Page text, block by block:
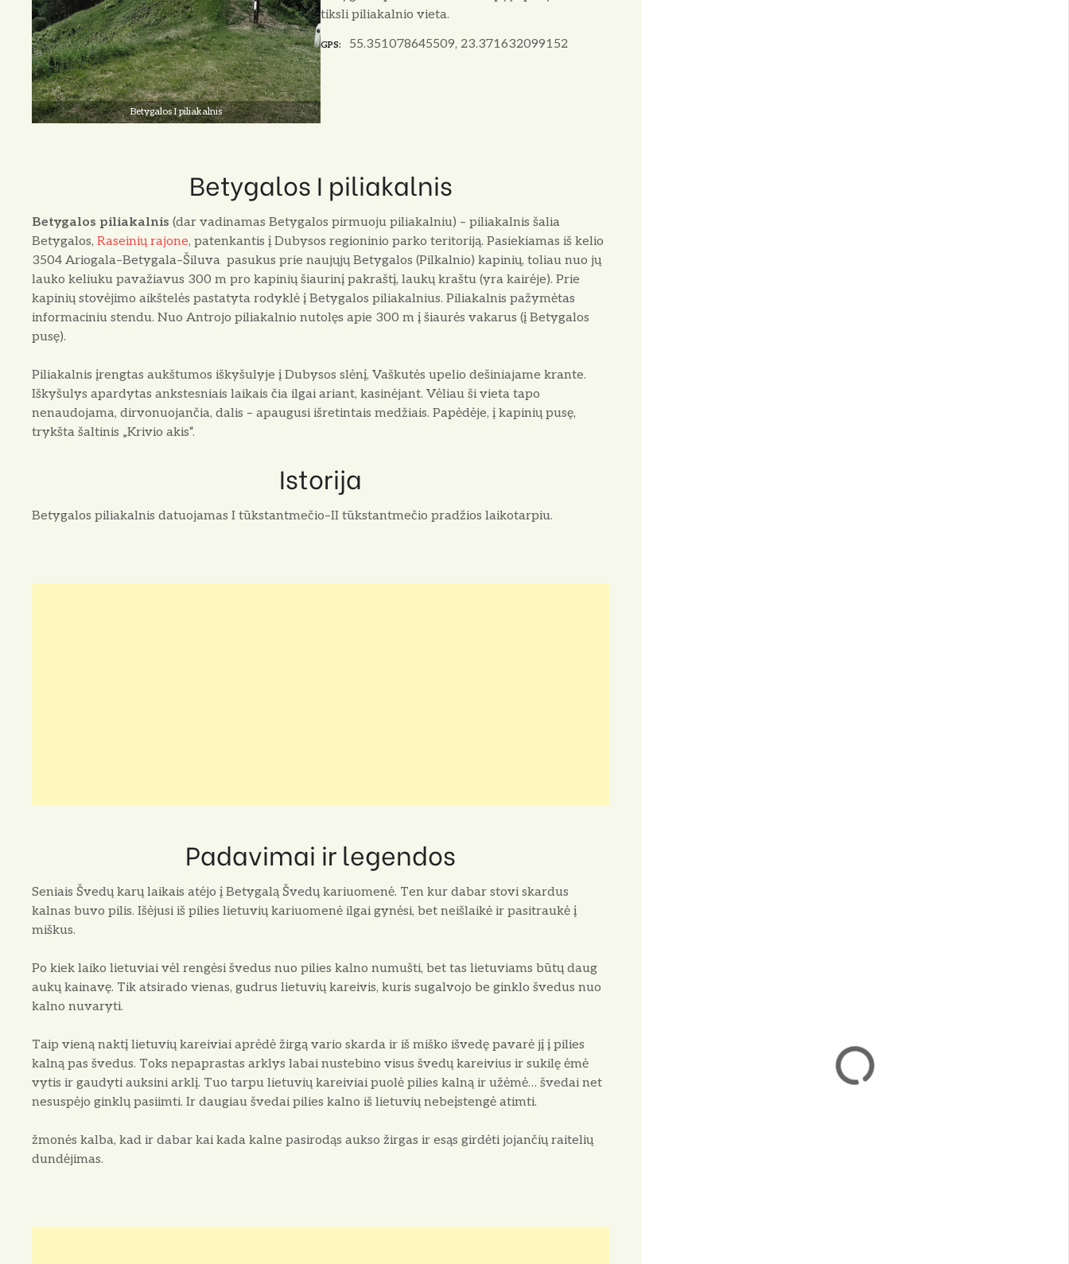
Betygalos I piliakalnis
tiksli piliakalnio vieta.
GPS 55.351078645509, 23.371632099152
Betygalos I piliakalnis
Betygalos piliakalnis (dar vadinamas Betygalos pirmuoju piliakalniu) – piliakalnis šalia
Betygalos,Raseinių rajone, patenkantis į Dubysos regioninio parko teritoriją. Pasiekiamas iš kelio
3504 Ariogala–Betygala–Šiluva pasukus prie naujųjų Betygalos (Pilkalnio) kapinių, toliau nuo jų
lauko keliuku pavažiavus 300 m pro kapinių šiaurinį pakraštį, laukų kraštu (yra kairėje). Prie
kapinių stovėjimo aikštelės pastatyta rodyklė į Betygalos piliakalnius. Piliakalnis pažymėtas
informaciniu stendu. Nuo Antrojo piliakalnio nutolęs apie 300 m į šiaurės vakarus (į Betygalos
pusę).
Piliakalnis įrengtas aukštumos iškyšulyje į Dubysos slėnį, Vaškutės upelio dešiniajame krante.
Iškyšulys apardytas ankstesniais laikais čia ilgai ariant, kasinėjant. Vėliau ši vieta tapo
nenaudojama, dirvonuojančia, dalis – apaugusi išretintais medžiais. Papėdėje, į kapinių pusę,
trykšta šaltinis „Krivio akis“.
Istorija
Betygalos piliakalnis datuojamas I tūkstantmečio–II tūkstantmečio pradžios laikotarpiu.
Padavimai ir legendos
Seniais Švedų karų laikais atėjo į Betygalą Švedų kariuomenė. Ten kur dabar stovi skardus
kalnas buvo pilis. Išėjusi iš pilies lietuvių kariuomenė il­gai gynėsi, bet neišlaikė ir pasitraukė į
miškus.
Po kiek laiko lietuviai vėl rengėsi švedus nuo pilies kalno numušti, bet tas lietuviams būtų daug
aukų kainavę. Tik atsirado vienas, gudrus lietuvių ka­reivis, kuris sugalvojo be ginklo švedus nuo
kalno nuvaryti.
Taip vieną naktį lietuvių kareiviai aprėdė žirgą vario skarda ir iš miško iš­vedę pavarė jį į pilies
kalną pas švedus. Toks nepaprastas arklys labai nustebino visus švedų kareivius ir sukilę ėmė
vytis ir gaudyti auksini arklį. Tuo tarpu lie­tuvių kareiviai puolė pilies kalną ir užėmė… švedai net
nesuspėjo ginklų pasi­imti. Ir daugiau švedai pilies kalno iš lietuvių nebeįstengė atimti.
žmonės kalba, kad ir dabar kai kada kalne pasirodąs aukso žirgas ir esąs gir­dėti jojančių raitelių
dundėjimas.